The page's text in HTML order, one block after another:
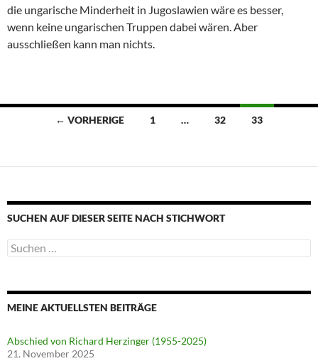
die ungarische Minderheit in Jugoslawien wäre es besser,
wenn keine ungarischen Truppen dabei wären. Aber
ausschließen kann man nichts.
Beitragsnavigation
← VORHERIGE 1 … 32 33
SUCHEN AUF DIESER SEITE NACH STICHWORT
Suche
nach:
MEINE AKTUELLSTEN BEITRÄGE
Abschied von Richard Herzinger (1955-2025)
21. November 2025